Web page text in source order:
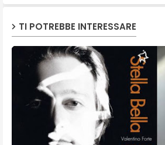
TI POTREBBE INTERESSARE